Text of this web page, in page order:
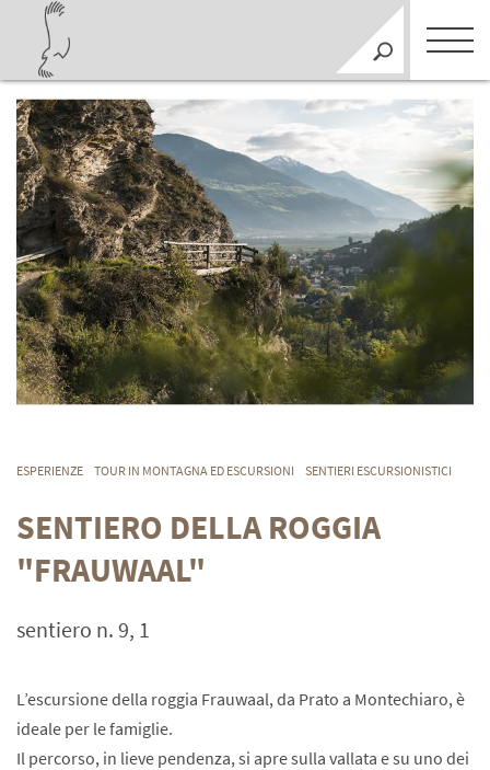
ESPERIENZE TOUR IN MONTAGNA ED ESCURSIONI SENTIERI ESCURSIONISTICI
SENTIERO DELLA ROGGIA
"FRAUWAAL"
sentiero n. 9, 1
L’escursione della roggia Frauwaal, da Prato a Montechiaro, è
ideale per le famiglie.
Il percorso, in lieve pendenza, si apre sulla vallata e su uno dei